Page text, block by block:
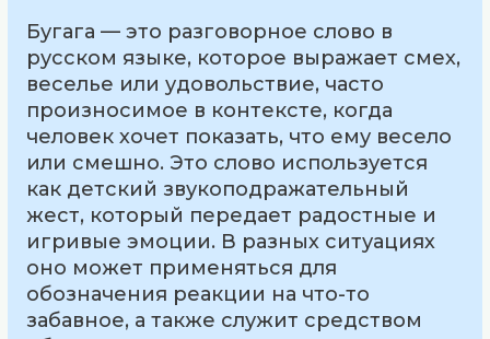
Бугага — это разговорное слово в
русском языке, которое выражает смех,
веселье или удовольствие, часто
произносимое в контексте, когда
человек хочет показать, что ему весело
или смешно. Это слово используется
как детский звукоподражательный
жест, который передает радостные и
игривые эмоции. В разных ситуациях
оно может применяться для
обозначения реакции на что-то
забавное, а также служит средством